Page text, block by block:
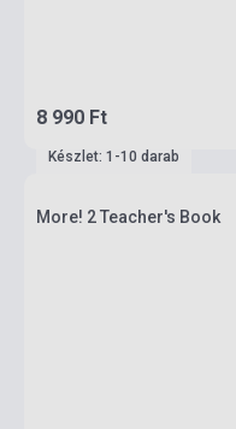
8 990 Ft
Készlet: 1-10 darab
More! 2 Teacher's Book